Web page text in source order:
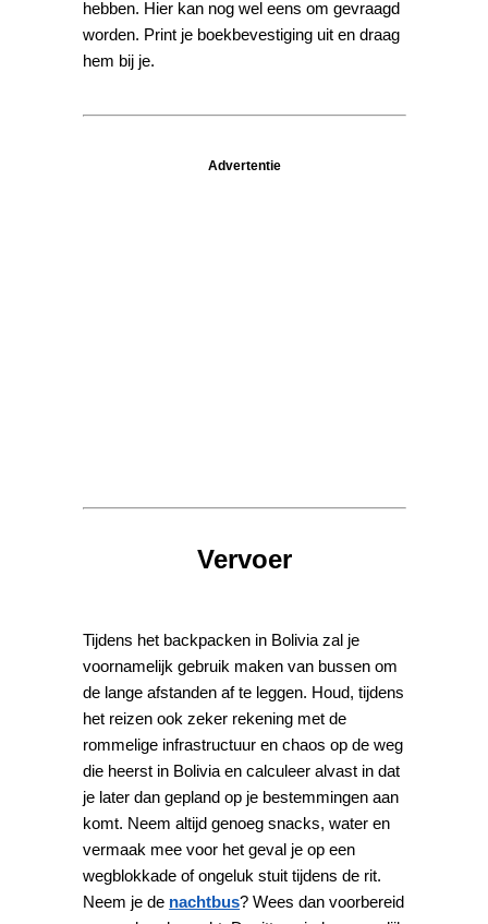
hebben. Hier kan nog wel eens om gevraagd
worden. Print je boekbevestiging uit en draag
hem bij je.
Advertentie
Vervoer
Tijdens het backpacken in Bolivia zal je
voornamelijk gebruik maken van bussen om
de lange afstanden af te leggen. Houd, tijdens
het reizen ook zeker rekening met de
rommelige infrastructuur en chaos op de weg
die heerst in Bolivia en calculeer alvast in dat
je later dan gepland op je bestemmingen aan
komt. Neem altijd genoeg snacks, water en
vermaak mee voor het geval je op een
wegblokkade of ongeluk stuit tijdens de rit.
Neem je de nachtbus? Wees dan voorbereid